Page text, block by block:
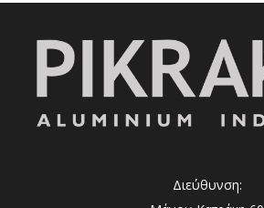
Διεύθυνση: